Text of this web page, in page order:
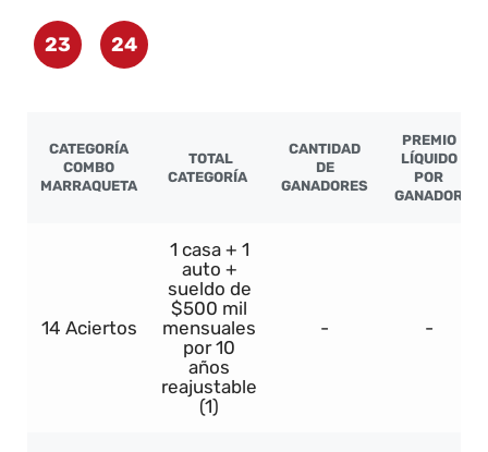
23 24
CATEGORÍA
COMBO
MARRAQUETA
TOTAL
CATEGORÍA
CANTIDAD
DE
GANADORES
PREMIO
LÍQUIDO
POR
GANADOR
14 Aciertos
1 casa + 1
auto +
sueldo de
$500 mil
mensuales
por 10
años
reajustable
(1)
- -